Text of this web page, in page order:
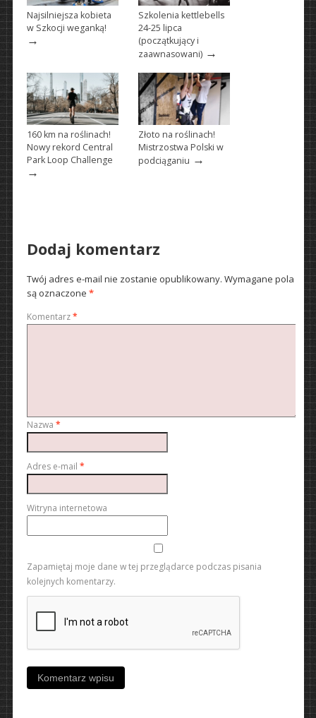
Najsilniejsza kobieta
w Szkocji weganką!
→
Szkolenia kettlebells
24-25 lipca
(początkujący i
zaawnasowani)→
160 km na roślinach!
Nowy rekord Central
Park Loop Challenge
→
Złoto na roślinach!
Mistrzostwa Polski w
podciąganiu →
Dodaj komentarz
Twój adres e-mail nie zostanie opublikowany. Wymagane pola
są oznaczone *
Komentarz*
Nazwa *
Adres e-mail *
Witryna internetowa
Zapamiętaj moje dane w tej przeglądarce podczas pisania
kolejnych komentarzy.